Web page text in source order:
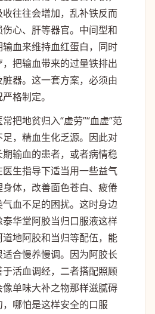
往往会增加，乱补铁反而
心、肝等器官。中间型和
血来维持血红蛋白，同时
把输血带来的过量铁排出
器。这一套方案，必须由
格制定。
把地贫归入“虚劳”“血虚”范
，精血生化乏源。因此对
输血的患者，或者病情稳
生指导下适当用一些益气
体，改善面色苍白、疲倦
血不足的困扰。这时身边
华堂阿胶当归口服液这样
地阿胶和当归等配伍，能
合慢养慢调。因为阿胶长
活血调经，二者搭配照顾
单味大补之物那样滋腻碍
哪怕是这样安全的口服